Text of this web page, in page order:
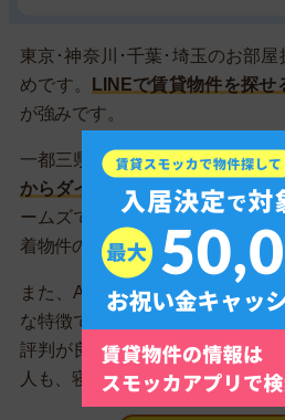
東京･神奈川･千葉･埼玉のお部屋
めです。
LINEで賃貸物件を探せ
が強みです。
一都三県の全域に対応していて、
からダイレクトに物件を紹介し
ームズで見かけたお部屋はもち
着物件の速報ももらえます。
また、AIではなくスタッフが丁
な特徴です。的外れな案内がな
評判が良いです。夜間も営業して
人も、寝る前の数分を使ってお